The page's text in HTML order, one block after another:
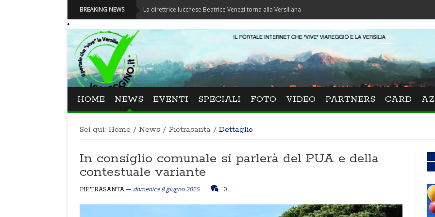
BREAKING NEWS
Festival La Versiliana - La direttrice lucchese Beatrice Venezi torna alla Versiliana
HOME NEWS EVENTI SPECIALI FOTO VIDEO PARTNERS CARD
Sei qui: Home / News / Pietrasanta / Dettaglio
In consiglio comunale si parlerà del PUA e della
contestuale variante
PIETRASANTA domenica 8 giugno 2025 0